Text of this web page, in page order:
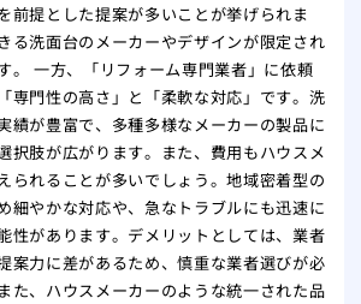
前提とした提案が多いことが挙げられま
る洗面台のメーカーやデザインが限定され
。 一方、「リフォーム専門業者」に依頼
専門性の高さ」と「柔軟な対応」です。洗
績が豊富で、多種多様なメーカーの製品に
択肢が広がります。また、費用もハウスメ
られることが多いでしょう。地域密着型の
細やかな対応や、急なトラブルにも迅速に
性があります。デメリットとしては、業者
案力に差があるため、慎重な業者選びが必
た、ハウスメーカーのような統一された品